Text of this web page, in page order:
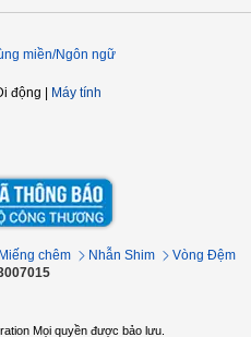
miền/Ngôn ngữ
động Máy tính
Miếng chêm Nhẫn Shim
Vòng Đệm
Mọi quyền được bảo lưu.